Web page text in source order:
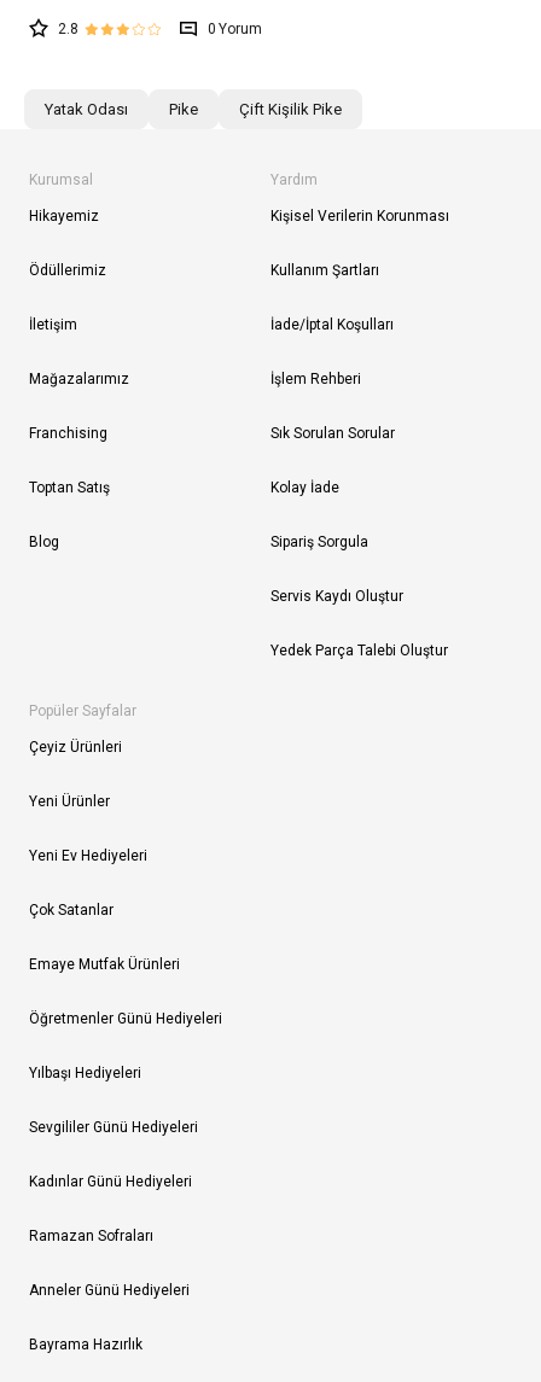
2.8 0
Yatak Odası Pike Çift Kişilik Pike
Kurumsal
Hikayemiz
Ödüllerimiz
İletişim
Mağazalarımız
Franchising
Toptan Satış
Blog
Yardım
Kişisel Verilerin Korunması
Kullanım Şartları
İade/İptal Koşulları
İşlem Rehberi
Sık Sorulan Sorular
Kolay İade
Sipariş Sorgula
Servis Kaydı Oluştur
Yedek Parça Talebi Oluştur
Popüler Sayfalar
Çeyiz Ürünleri
Yeni Ürünler
Yeni Ev Hediyeleri
Çok Satanlar
Emaye Mutfak Ürünleri
Öğretmenler Günü Hediyeleri
Yılbaşı Hediyeleri
Sevgililer Günü Hediyeleri
Kadınlar Günü Hediyeleri
Ramazan Sofraları
Anneler Günü Hediyeleri
Bayrama Hazırlık